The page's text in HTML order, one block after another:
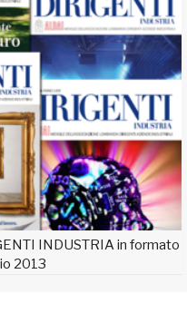
INDUSTRIA in formato
2013